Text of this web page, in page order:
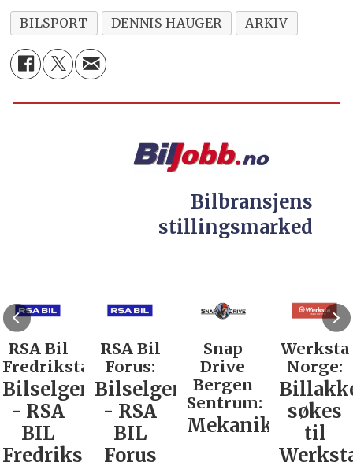
BILSPORT DENNIS HAUGER ARKIV
Bilbransjens
stillingsmarked
RSA Bil
Fredrikstad:
Bilselger
- RSA
BIL
Fredrikstad
RSA Bil
Forus:
Bilselger
- RSA
BIL
Forus
Snap
Drive
Bergen
Sentrum:
Mekaniker
Werksta
Norge:
søkes
til